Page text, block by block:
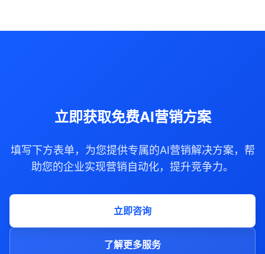
立即获取免费AI营销方案
填写下方表单，为您提供专属的AI营销解决方案，帮
助您的企业实现营销自动化，提升竞争力。
立即咨询
了解更多服务